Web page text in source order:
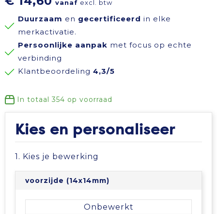
Sinterklaas
Spellen voor binnen en buiten
Regenkleding
Sweaters
Koeltassen en Koelboxen
Laptop hoezen en tassen
Opbergtassen
vanaf excl. btw
Duurzaam en gecertificeerd in elke
merkactivatie.
Persoonlijke aanpak met focus op echte
verbinding
Klantbeoordeling 4,3/5
In totaal 354 op voorraad
Kies en personaliseer
1. Kies je bewerking
voorzijde (14x14mm)
Onbewerkt